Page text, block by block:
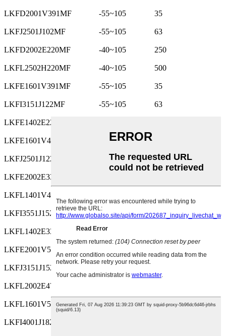
LKFD2001V391MF -55~105 35
LKFJ2501J102MF -55~105 63
LKFD2002E220MF -40~105 250
LKFL2502H220MF -40~105 500
LKFE1601V391MF -55~105 35
LKFI3151J122MF -55~105 63
LKFE1402E220MF
LKFE1601V471MF -55~105
LKFJ2501J122MF -55~105 63
LKFE2002E330MF
LKFL1401V471MF
LKFI3551J152MF -55~105 63
LKFL1402E330MF -40~105
LKFE2001V561MF
LKFJ3151J152MF -55~105
LKFL2002E470MF
LKFL1601V561MF -55~105 35
LKFI4001J182MF